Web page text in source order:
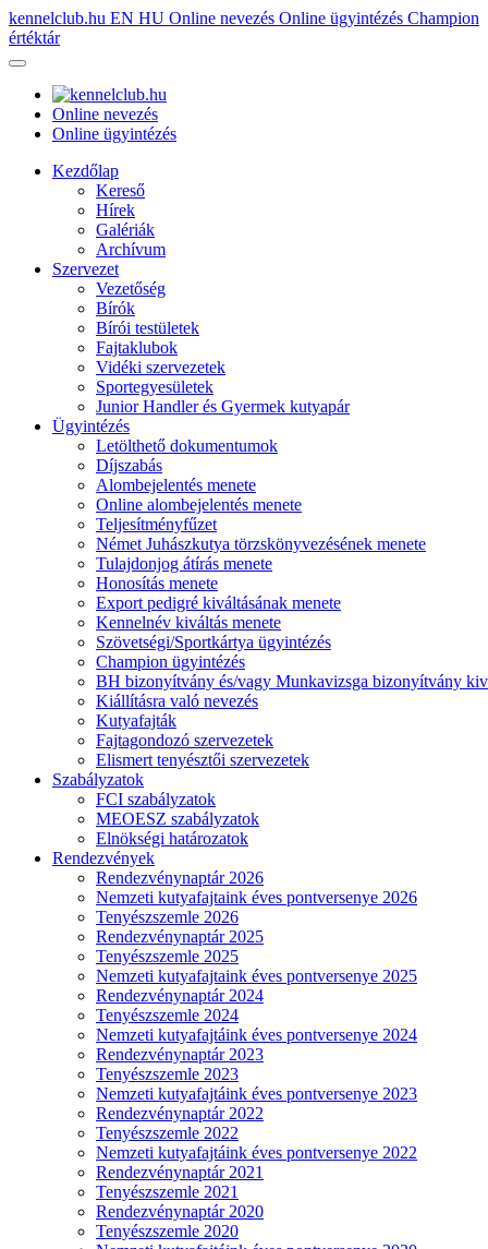
kennelclub.hu EN HU Online nevezés Online ügyintézés Champion
értéktár
Online nevezés
Online ügyintézés
Kezdőlap
Kereső
Hírek
Galériák
Archívum
Szervezet
Vezetőség
Bírók
Bírói testületek
Fajtaklubok
Vidéki szervezetek
Sportegyesületek
Junior Handler és Gyermek kutyapár
Ügyintézés
Letölthető dokumentumok
Díjszabás
Alombejelentés menete
Online alombejelentés menete
Teljesítményfűzet
Német Juhászkutya törzskönyvezésének menete
Tulajdonjog átírás menete
Honosítás menete
Export pedigré kiváltásának menete
Kennelnév kiváltás menete
Szövetségi/Sportkártya ügyintézés
Champion ügyintézés
BH bizonyítvány és/vagy Munkavizsga bizonyítvány
Kiállításra való nevezés
Kutyafajták
Fajtagondozó szervezetek
Elismert tenyésztői szervezetek
Szabályzatok
FCI szabályzatok
MEOESZ szabályzatok
Elnökségi határozatok
Rendezvények
Rendezvénynaptár 2026
Nemzeti kutyafajtaink éves pontversenye 2026
Tenyészszemle 2026
Rendezvénynaptár 2025
Tenyészszemle 2025
Nemzeti kutyafajtaink éves pontversenye 2025
Rendezvénynaptár 2024
Tenyészszemle 2024
Nemzeti kutyafajtáink éves pontversenye 2024
Rendezvénynaptár 2023
Tenyészszemle 2023
Nemzeti kutyafajtáink éves pontversenye 2023
Rendezvénynaptár 2022
Tenyészszemle 2022
Nemzeti kutyafajtáink éves pontversenye 2022
Rendezvénynaptár 2021
Tenyészszemle 2021
Rendezvénynaptár 2020
Tenyészszemle 2020